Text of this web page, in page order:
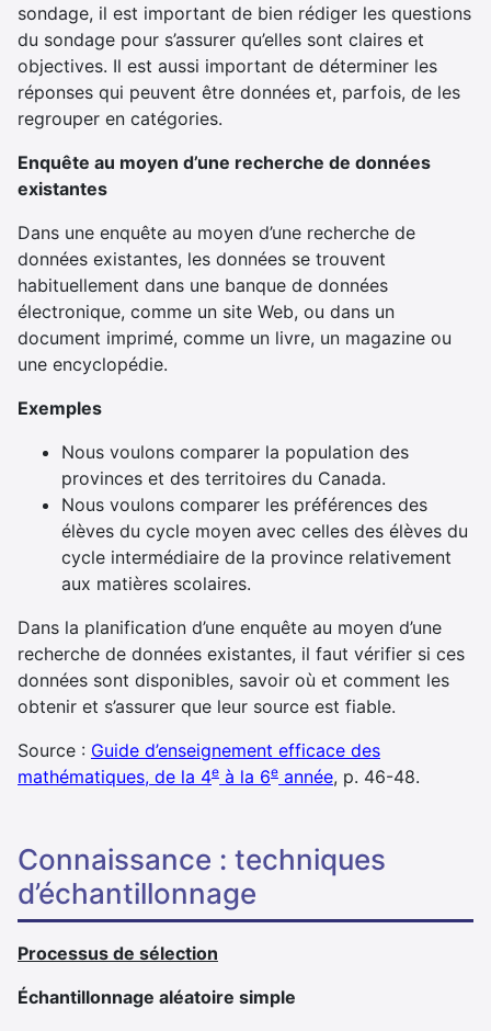
sondage, il est important de bien rédiger les questions
du sondage pour s’assurer qu’elles sont claires et
objectives. Il est aussi important de déterminer les
réponses qui peuvent être données et, parfois, de les
regrouper en catégories.
Enquête au moyen d’une recherche de données
existantes
Dans une enquête au moyen d’une recherche de
données existantes, les données se trouvent
habituellement dans une banque de données
électronique, comme un site Web, ou dans un
document imprimé, comme un livre, un magazine ou
une encyclopédie.
Exemples
Nous voulons comparer la population des
provinces et des territoires du Canada.
Nous voulons comparer les préférences des
élèves du cycle moyen avec celles des élèves du
cycle intermédiaire de la province relativement
aux matières scolaires.
Dans la planification d’une enquête au moyen d’une
recherche de données existantes, il faut vérifier si ces
données sont disponibles, savoir où et comment les
obtenir et s’assurer que leur source est fiable.
Source : Guide d’enseignement efficace des
mathématiques, de la 4e à la 6e année, p. 46-48.
connaissance : techniques
d’échantillonnage
Processus de sélection
Échantillonnage aléatoire simple